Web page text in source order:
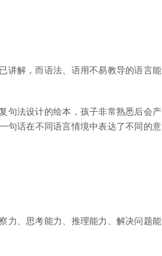
讲解，而语法、语用不易教导的语言能
句法设计的绘本，孩子非常熟悉后会产
句话在不同语言情境中表达了不同的意
力、思考能力、推理能力、解决问题能